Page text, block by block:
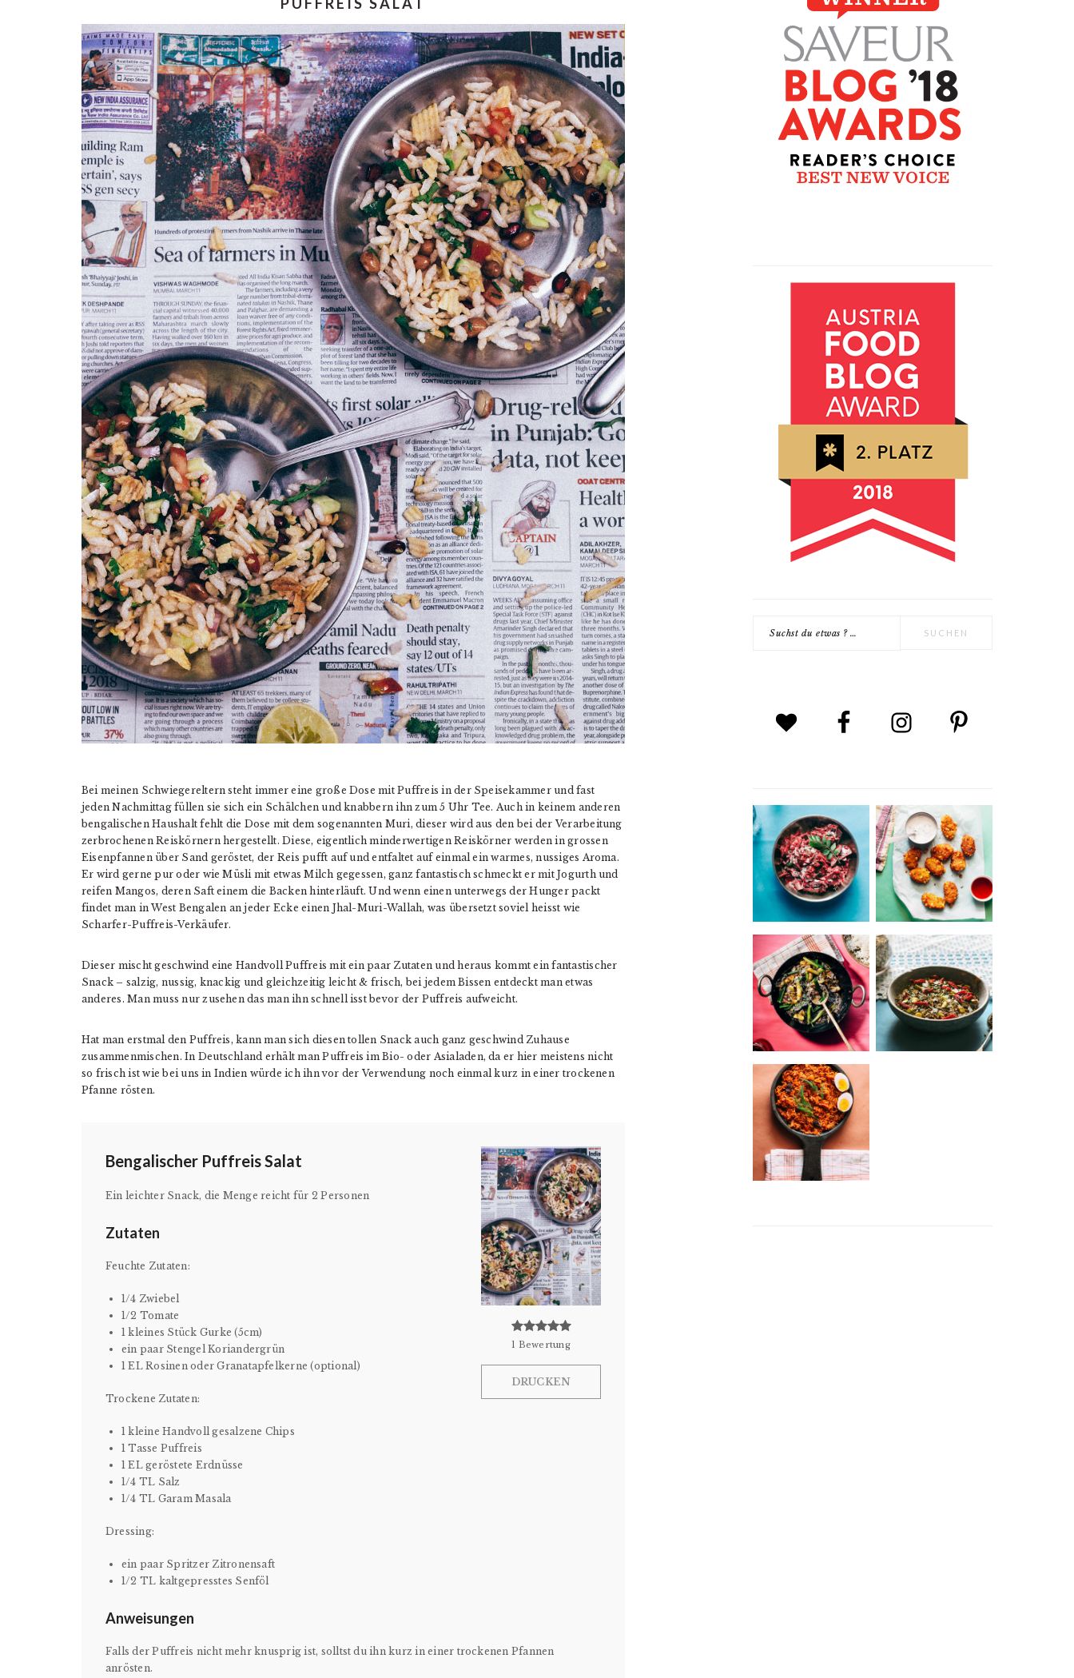
Bei meinen Schwiegereltern steht immer eine große Dose mit Puffreis in der Speisekammer und fast
jeden Nachmittag füllen sie sich ein Schälchen und knabbern ihn zum 5 Uhr Tee. Auch in keinem anderen
bengalischen Haushalt fehlt die Dose mit dem sogenannten Muri, dieser wird aus den bei der Verarbeitung
zerbrochenen Reiskörnern hergestellt. Diese, eigentlich minderwertigen Reiskörner werden in grossen
Eisenpfannen über Sand geröstet, der Reis pufft auf und entfaltet auf einmal ein warmes, nussiges Aroma.
Er wird gerne pur oder wie Müsli mit etwas Milch gegessen, ganz fantastisch schmeckt er mit Jogurth und
reifen Mangos, deren Saft einem die Backen hinterläuft. Und wenn einen unterwegs der Hunger packt
findet man in West Bengalen an jeder Ecke einen Jhal-Muri-Wallah, was übersetzt soviel heisst wie
Scharfer-Puffreis-Verkäufer.
Dieser mischt geschwind eine Handvoll Puffreis mit ein paar Zutaten und heraus kommt ein fantastischer
Snack – salzig, nussig, knackig und gleichzeitig leicht & frisch, bei jedem Bissen entdeckt man etwas
anderes. Man muss nur zusehen das man ihn schnell isst bevor der Puffreis aufweicht.
Hat man erstmal den Puffreis, kann man sich diesen tollen Snack auch ganz geschwind Zuhause
zusammenmischen. In Deutschland erhält man Puffreis im Bio- oder Asialaden, da er hier meistens nicht
so frisch ist wie bei uns in Indien würde ich ihn vor der Verwendung noch einmal kurz in einer trockenen
Pfanne rösten.
1 Bewertung
DRUCKEN
Bengalischer Puffreis Salat
Ein leichter Snack, die Menge reicht für 2 Personen
Zutaten
Feuchte Zutaten:
1/4 Zwiebel
1/2 Tomate
1 kleines Stück Gurke (5cm)
ein paar Stengel Koriandergrün
1 EL Rosinen oder Granatapfelkerne (optional)
Trockene Zutaten:
1 kleine Handvoll gesalzene Chips
1 Tasse Puffreis
1 EL geröstete Erdnüsse
1/4 TL Salz
1/4 TL Garam Masala
Dressing:
ein paar Spritzer Zitronensaft
1/2 TL kaltgepresstes Senföl
Anweisungen
Falls der Puffreis nicht mehr knusprig ist, solltst du ihn kurz in einer trockenen Pfannen
anrösten.
SIDEBAR